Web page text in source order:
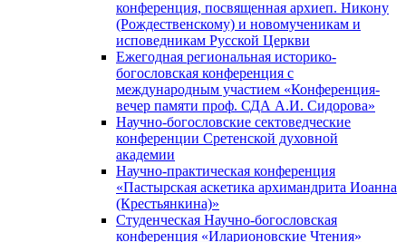
конференция, посвященная архиеп. Никону
(Рождественскому) и новомученикам и
исповедникам Русской Церкви
Ежегодная региональная историко-
богословская конференция с
международным участием «Конференция-
вечер памяти проф. СДА А.И. Сидорова»
Научно-богословские сектоведческие
конференции Сретенской духовной
академии
Научно-практическая конференция
«Пастырская аскетика архимандрита Иоанна
(Крестьянкина)»
Студенческая Научно-богословская
конференция «Иларионовские Чтения»